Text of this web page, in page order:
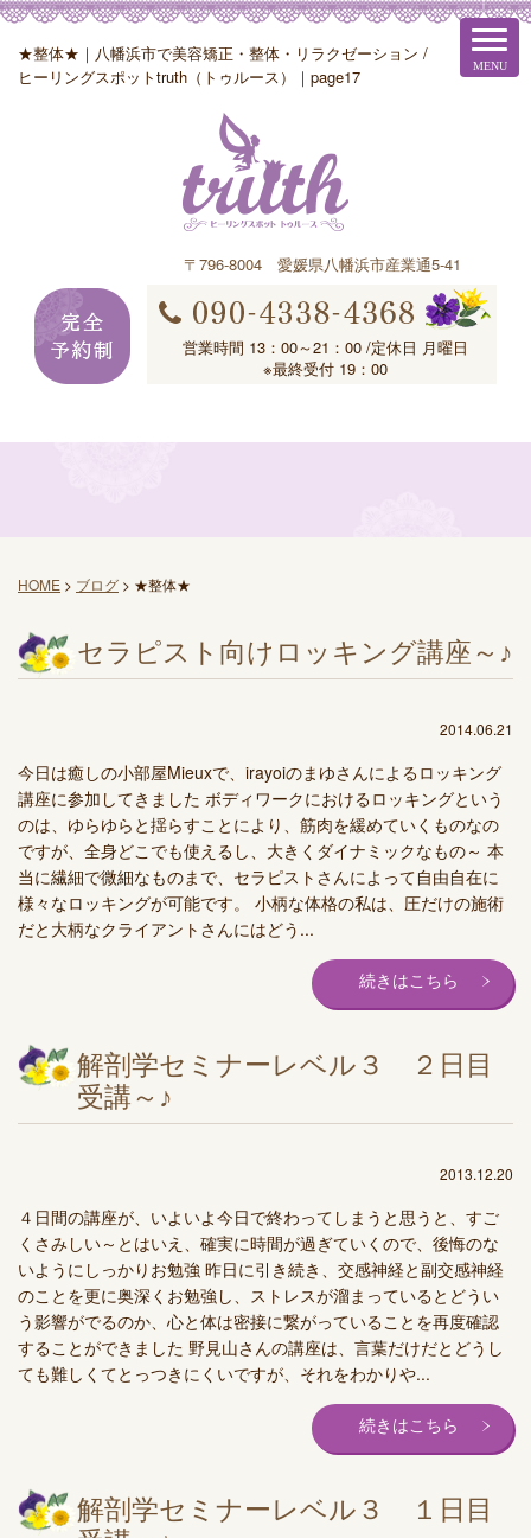
★整体★｜八幡浜市で美容矯正・整体・リラクゼーション /
ヒーリングスポットtruth（トゥルース）｜page17
〒796-8004 愛媛県八幡浜市産業通5-41
営業時間 13：00～21：00 /定休日 月曜日
※最終受付 19：00
HOME > ブログ > ★整体★
セラピスト向けロッキング講座～♪
2014.06.21
今日は癒しの小部屋Mieuxで、irayoiのまゆさんによるロッキング
講座に参加してきました ボディワークにおけるロッキングという
のは、ゆらゆらと揺らすことにより、筋肉を緩めていくものなの
ですが、全身どこでも使えるし、大きくダイナミックなもの～ 本
当に繊細で微細なものまで、セラピストさんによって自由自在に
様々なロッキングが可能です。 小柄な体格の私は、圧だけの施術
だと大柄なクライアントさんにはどう...
続きはこちら
解剖学セミナーレベル３ ２日目
受講～♪
2013.12.20
４日間の講座が、いよいよ今日で終わってしまうと思うと、すご
くさみしい～とはいえ、確実に時間が過ぎていくので、後悔のな
いようにしっかりお勉強 昨日に引き続き、交感神経と副交感神経
のことを更に奥深くお勉強し、ストレスが溜まっているとどうい
う影響がでるのか、心と体は密接に繋がっていることを再度確認
することができました 野見山さんの講座は、言葉だけだとどうし
ても難しくてとっつきにくいですが、それをわかりや...
続きはこちら
解剖学セミナーレベル３ １日目